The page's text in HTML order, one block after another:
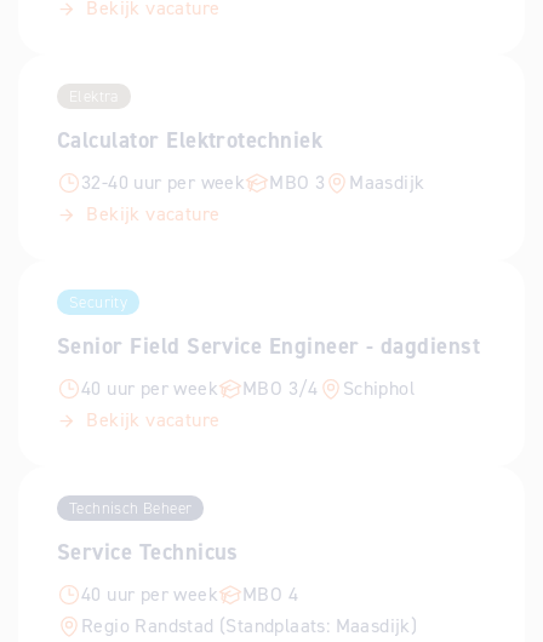
Bekijk vacature
Elektra
Calculator Elektrotechniek
32-40 uur per week MBO 3
Maasdijk
Bekijk vacature
Security
Senior Field Service Engineer - dagdienst
40 uur per week MBO 3/4
Schiphol
Bekijk vacature
Technisch Beheer
Service Technicus
40 uur per week
MBO 4
Regio Randstad (Standplaats: Maasdijk)